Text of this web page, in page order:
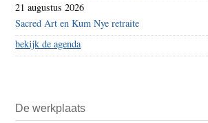
21 augustus 2026
Sacred Art en Kum Nye retraite
bekijk de agenda
De werkplaats